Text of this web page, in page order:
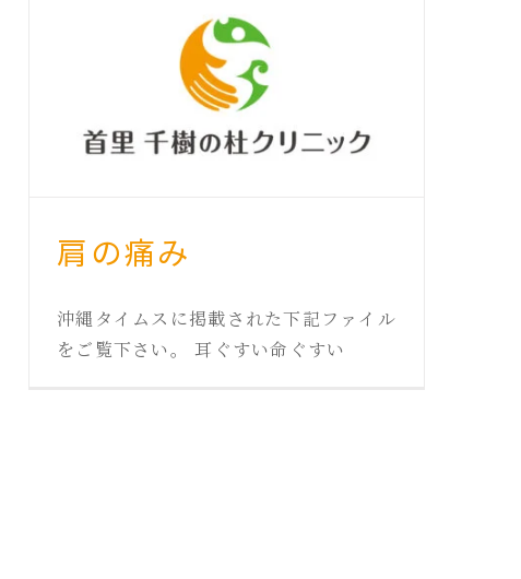
肩の痛み
沖縄タイムスに掲載された下記ファイル
をご覧下さい。 耳ぐすい命ぐすい